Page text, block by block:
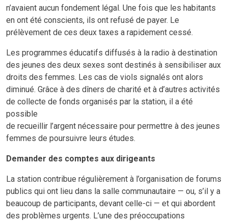
n’avaient aucun fondement légal. Une fois que les habitants
en ont été conscients, ils ont refusé de payer. Le
prélèvement de ces deux taxes a rapidement cessé.
Les programmes éducatifs diffusés à la radio à destination
des jeunes des deux sexes sont destinés à sensibiliser aux
droits des femmes. Les cas de viols signalés ont alors
diminué. Grâce à des dîners de charité et à d’autres activités
de collecte de fonds organisés par la station, il a été
possible
de recueillir l’argent nécessaire pour permettre à des jeunes
femmes de poursuivre leurs études.
Demander des comptes aux dirigeants
La station contribue régulièrement à l’organisation de forums
publics qui ont lieu dans la salle communautaire — ou, s’il y a
beaucoup de participants, devant celle-ci — et qui abordent
des problèmes urgents. L’une des préoccupations